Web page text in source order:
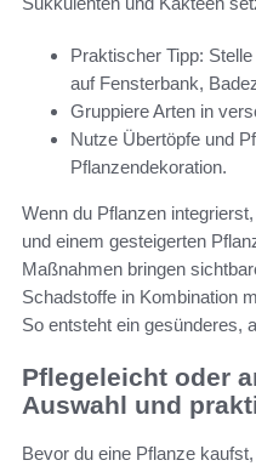
Praktischer Tipp:
auf Fensterbank,
Gruppiere Arten in
Nutze Übertöpfe und
Pflanzendekoration.
Wenn du Pflanzen
und einem gesteigerten
Maßnahmen bringen
Schadstoffe in Kombination
So entsteht ein gesünderes,
Pflegeleicht oder
Auswahl und
Bevor du eine Pflanze